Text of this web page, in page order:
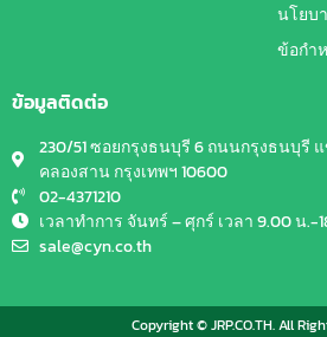
นโยบ
ข้อกำ
ข้อมูลติดต่อ
230/51 ซอยกรุงธนบุรี 6 ถนนกรุงธนบุรี
คลองสาน กรุงเทพฯ 10600
02-4371210
เวลาทำการ จันทร์ – ศุกร์ เวลา 9.00 น.-
sale@cyn.co.th
Copyright © JRP.CO.TH. All